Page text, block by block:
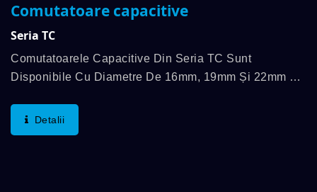
Comutatoare capacitive
Seria TC
Comutatoarele Capacitive Din Seria TC Sunt
Disponibile Cu Diametre De 16mm, 19mm Și 22mm Și
-20℃ Și 65℃. Caracteristicile Distinctive Sunt Forța...
Detalii